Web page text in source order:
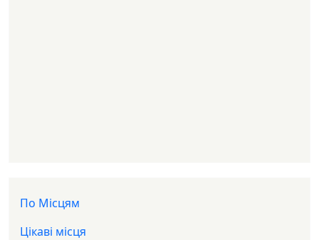
Доп меню
По Місцям
Цікаві місця